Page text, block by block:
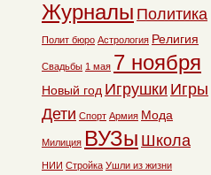
Журналы Политика
Полит бюро Астрология Религия
Свадьбы 1 мая 7 ноября
Новый год Игрушки Игры
Дети Спорт Армия Мода
Милиция ВУЗы Школа
НИИ Стройка Ушли из жизни